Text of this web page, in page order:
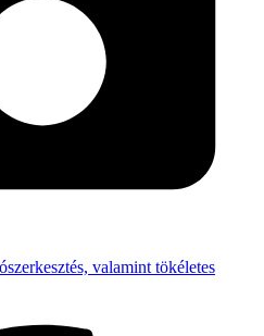
valamint tökéletes